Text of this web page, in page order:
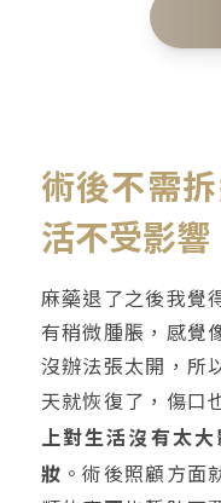
術後不需
活不受影響
麻藥退了之後我覺
有稍微腫脹，感覺
沒辦法張太開，所
天就恢復了，傷口
上對生活沒有太
妝 。術後照顧方面